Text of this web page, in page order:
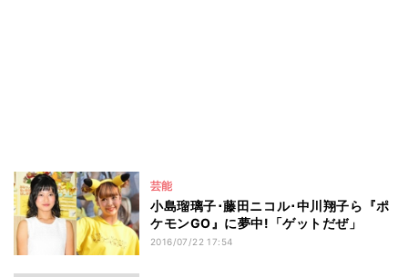
芸能
小島瑠璃子･藤田ニコル･中川翔子ら『ポ
ケモンGO』に夢中!「ゲットだぜ」
2016/07/22 17:54